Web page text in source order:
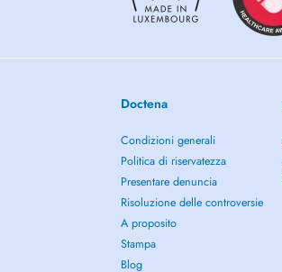
Doctena
Condizioni generali
Politica di riservatezza
Presentare denuncia
Risoluzione delle controversie
A proposito
Stampa
Blog